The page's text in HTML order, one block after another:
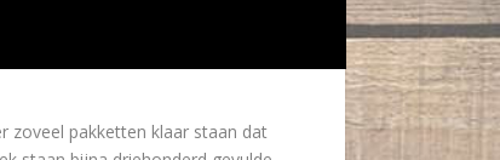
zoveel pakketten klaar staan dat